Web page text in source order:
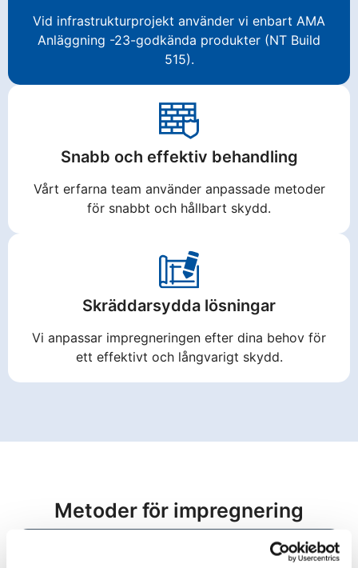
Vid infrastrukturprojekt använder vi enbart AMA
Anläggning -23-godkända produkter (NT Build
515).
Snabb och effektiv behandling
Vårt erfarna team använder anpassade metoder
för snabbt och hållbart skydd.
Skräddarsydda lösningar
Vi anpassar impregneringen efter dina behov för
ett effektivt och långvarigt skydd.
Metoder för impregnering